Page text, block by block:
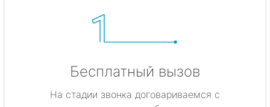
Бесплатный вызов
На стадии звонка договариваемся с